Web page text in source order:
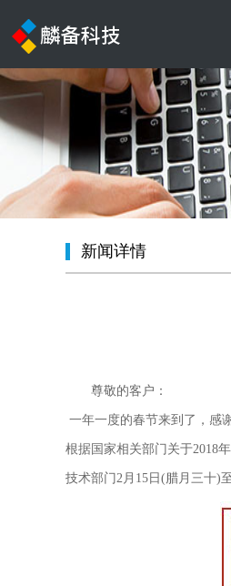
新闻详情
尊敬的客户：
一年一度的春节来到了，感
根据国家相关部门关于2018
技术部门2月15日(腊月三十)